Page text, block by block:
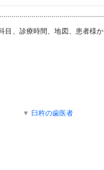
目、診療時間、地図、患者様
▼ 臼杵の歯医者